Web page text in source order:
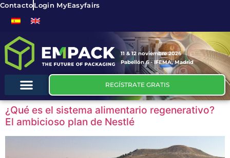
ContactoLogin MyEasyfairs
11 & 12 noviembre 2026
Pabellón 6 - IFEMA, Madrid
REGÍSTRATE GRATIS
¿Qué es el sistema alimentario regenerativo?
El ambicioso plan de Nestlé